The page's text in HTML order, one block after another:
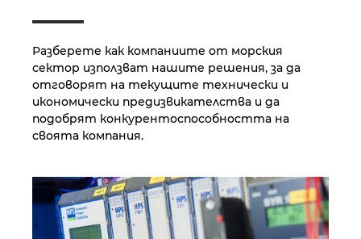
Разберете как компаниите от морския
сектор използват нашите решения, за да
отговорят на текущите технически и
икономически предизвикателства и да
подобрят конкурентоспособността на
своята компания.